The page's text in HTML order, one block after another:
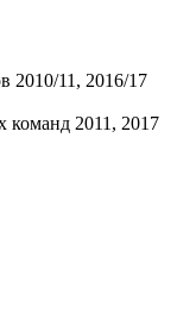
2010/11, 2016/17
команд 2011, 2017